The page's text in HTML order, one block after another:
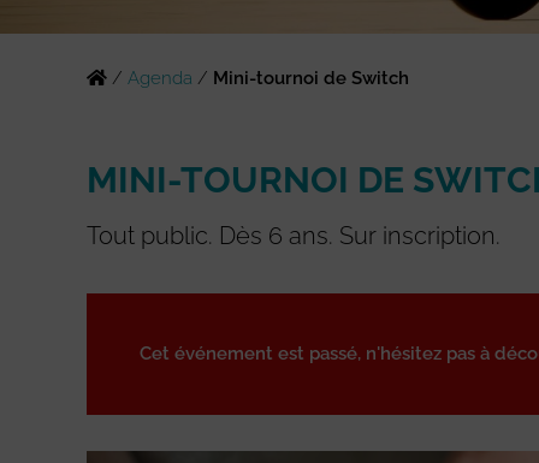
/ Agenda / Mini-tournoi de Switch
MINI-TOURNOI DE
Tout public. Dès 6 ans. Sur inscription.
Cet événement est passé, n'hésitez pas à